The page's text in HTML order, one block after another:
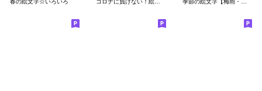
春の絵文字☆いろいろ